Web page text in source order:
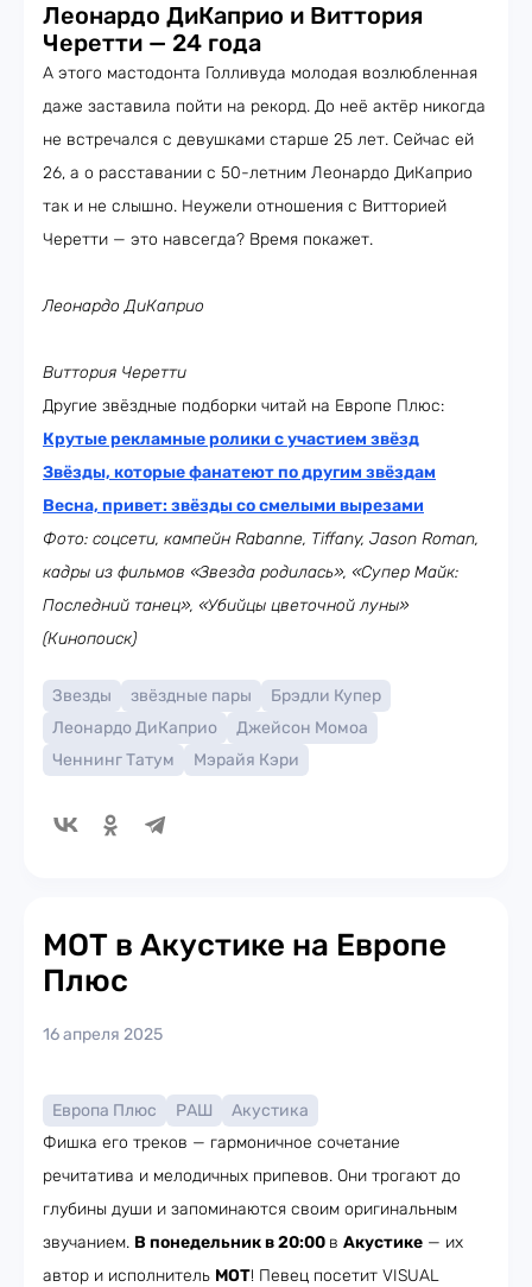
Леонардо ДиКаприо и Виттория
Черетти — 24 года
А этого мастодонта Голливуда молодая возлюбленная
даже заставила пойти на рекорд. До неё актёр никогда
не встречался с девушками старше 25 лет. Сейчас ей
26, а о расставании с 50-летним Леонардо ДиКаприо
так и не слышно. Неужели отношения с Витторией
Черетти — это навсегда? Время покажет.
Леонардо ДиКаприо
Виттория Черетти
Другие звёздные подборки читай на Европе Плюс:
Крутые рекламные ролики с участием звёзд
Звёзды, которые фанатеют по другим звёздам
Весна, привет: звёзды со смелыми вырезами
Фото: соцсети, кампейн Rabanne, Tiffany, Jason Roman,
кадры из фильмов «Звезда родилась», «Супер Майк:
Последний танец», «Убийцы цветочной луны»
(Кинопоиск)
Звезды звёздные пары
Брэдли Купер
Леонардо ДиКаприо
Джейсон Момоа
Ченнинг Татум
Мэрайя Кэри
МОТ в Акустике на Европе
Плюс
16 апреля 2025
Европа Плюс РАШ
Акустика
Фишка его треков — гармоничное сочетание
речитатива и мелодичных припевов. Они трогают до
глубины души и запоминаются своим оригинальным
звучанием. В понедельник в 20:00 в Акустике — их
автор и исполнитель МОТ! Певец посетит VISUAL